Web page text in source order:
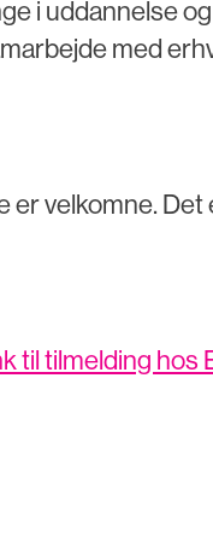
i uddannelse
med
er velkomne.
til tilmelding hos